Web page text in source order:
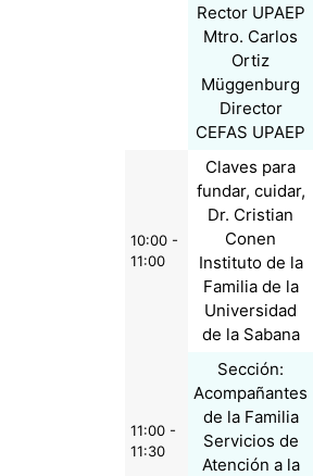
Rector UPAEP
Mtro. Carlos
Ortiz
Müggenburg
Director
CEFAS UPAEP
10:00 -
11:00
Claves para
fundar, cuidar,
Dr. Cristian
Conen
Instituto de la
Familia de la
Universidad
de la Sabana
11:00 -
11:30
Sección:
Acompañantes
de la Familia
Servicios de
Atención a la